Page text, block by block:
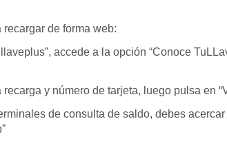
recargar de forma web:
accede a la opción “Conoce
y número de tarjeta, luego pulsa en
de consulta de saldo, debes